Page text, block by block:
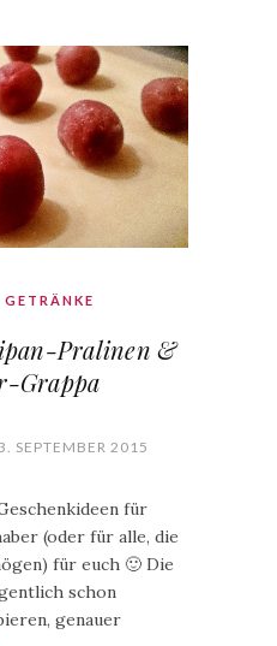
GETRÄNKE
Pralinen &
Grappa
SEPTEMBER 2015
für
(oder für alle, die
für euch 🙂 Die
schon
genauer